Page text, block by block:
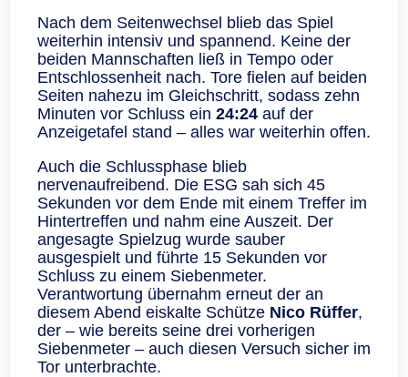
Nach dem Seitenwechsel blieb das Spiel
weiterhin intensiv und spannend. Keine der
beiden Mannschaften ließ in Tempo oder
Entschlossenheit nach. Tore fielen auf beiden
Seiten nahezu im Gleichschritt, sodass zehn
Minuten vor Schluss ein 24:24 auf der
Anzeigetafel stand – alles war weiterhin offen.
Auch die Schlussphase blieb
nervenaufreibend. Die ESG sah sich 45
Sekunden vor dem Ende mit einem Treffer im
Hintertreffen und nahm eine Auszeit. Der
angesagte Spielzug wurde sauber
ausgespielt und führte 15 Sekunden vor
Schluss zu einem Siebenmeter.
Verantwortung übernahm erneut der an
diesem Abend eiskalte Schütze Nico Rüffer,
der – wie bereits seine drei vorherigen
Siebenmeter – auch diesen Versuch sicher im
Tor unterbrachte.